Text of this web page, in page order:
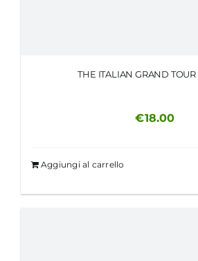
THE ITALIAN GRAND TOUR
€18.00
Aggiungi al carrello